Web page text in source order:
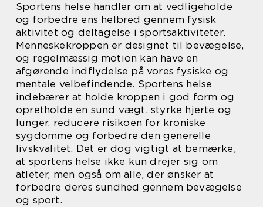
Sportens helse handler om at vedligeholde
og forbedre ens helbred gennem fysisk
aktivitet og deltagelse i sportsaktiviteter.
Menneskekroppen er designet til bevægelse,
og regelmæssig motion kan have en
afgørende indflydelse på vores fysiske og
mentale velbefindende. Sportens helse
indebærer at holde kroppen i god form og
opretholde en sund vægt, styrke hjerte og
lunger, reducere risikoen for kroniske
sygdomme og forbedre den generelle
livskvalitet. Det er dog vigtigt at bemærke,
at sportens helse ikke kun drejer sig om
atleter, men også om alle, der ønsker at
forbedre deres sundhed gennem bevægelse
og sport.